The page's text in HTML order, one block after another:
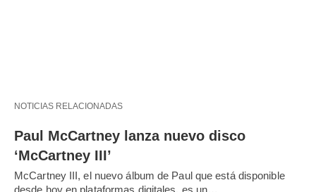
NOTICIAS RELACIONADAS
Paul McCartney lanza nuevo disco
‘McCartney III’
McCartney III, el nuevo álbum de Paul que está disponible
desde hoy en plataformas digitales, es un…